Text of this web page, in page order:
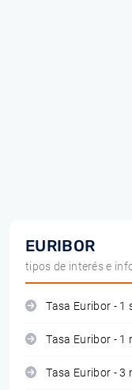
EURIBOR
tipos de interés e
Tasa Euribor - 1
Tasa Euribor - 1
Tasa Euribor - 3